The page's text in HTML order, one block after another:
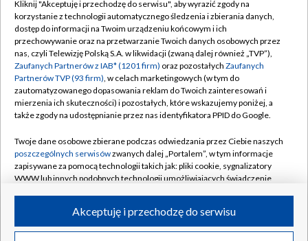
TVP
Abonament TVP
Sklep TVP
Biuro Reklamy
Oferta Handlowa
Emisja w TVP
Rada Programowa
Ogłoszenia przetargowe
Akademia Telewizyjna
Regulamin TVP
Polityka prywatności
Moje zgody
Biuro reklamy
Kanały
©2026 Telewizja Polska Spółka Akcyjna w likwidacji
Kliknij "Akceptuję i przechodzę do serwisu", aby wyrazić zgody na
korzystanie z technologii automatycznego śledzenia i zbierania danych,
dostęp do informacji na Twoim urządzeniu końcowym i ich
przechowywanie oraz na przetwarzanie Twoich danych osobowych przez
nas, czyli Telewizję Polską S.A. w likwidacji (zwaną dalej również „TVP”),
Zaufanych Partnerów z IAB* (1201 firm) oraz pozostałych Zaufanych
Partnerów TVP (93 firm), w celach marketingowych (w tym do
zautomatyzowanego dopasowania reklam do Twoich zainteresowań i
mierzenia ich skuteczności) i pozostałych, które wskazujemy poniżej, a
także zgody na udostępnianie przez nas identyfikatora PPID do Google.
Twoje dane osobowe zbierane podczas odwiedzania przez Ciebie naszych
poszczególnych serwisówzwanych dalej „Portalem”, w tym informacje
zapisywane za pomocą technologii takich jak: pliki cookie, sygnalizatory
WWW lub innych podobnych technologii umożliwiających świadczenie
ruchu w Internecie.Akceptuję i przechodzę do serwisu